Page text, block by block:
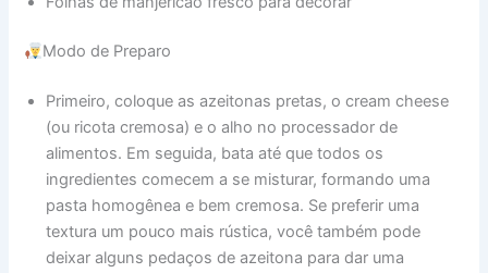
Modo de Preparo
Primeiro, coloque as azeitonas pretas, o cream cheese
(ou ricota cremosa) e o alho no processador de
alimentos. Em seguida, bata até que todos os
ingredientes comecem a se misturar, formando uma
pasta homogênea e bem cremosa. Se preferir uma
textura um pouco mais rústica, você também pode
deixar alguns pedaços de azeitona para dar uma